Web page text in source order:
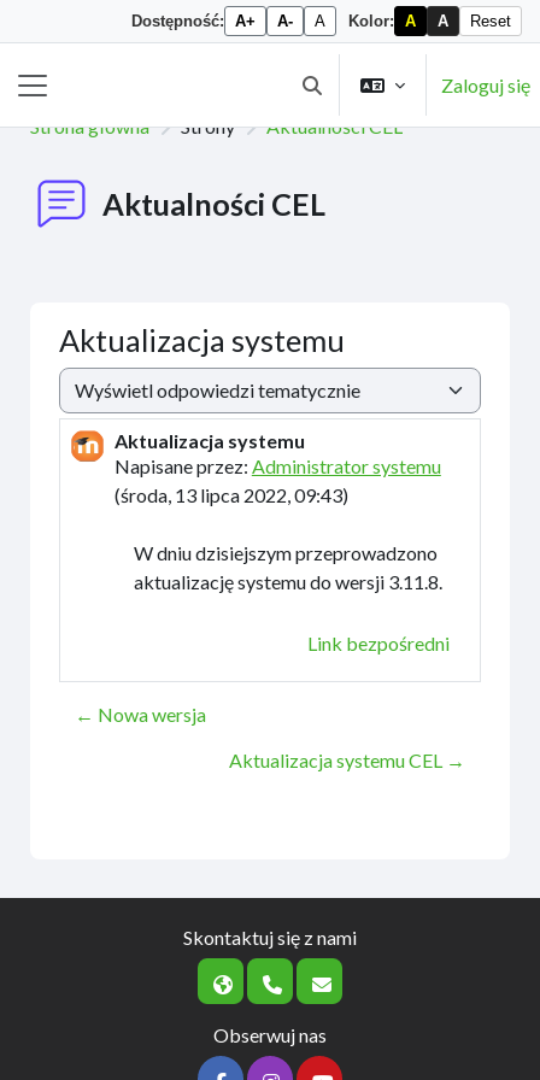
Dostępność: A+ A- A Kolor: A A Reset
Przełącznik wyszukiwarki
Zaloguj się
Strona główna
Strony Aktualności CEL
Aktualności CEL
Aktualizacja systemu
Sposób wyświetlania
Aktualizacja systemu
Napisane przez: Administrator systemu
(środa, 13 lipca 2022, 09:43)
Liczba odpowiedzi: 0
W dniu dzisiejszym przeprowadzono
aktualizację systemu do wersji 3.11.8.
Link bezpośredni
← Nowa wersja
Aktualizacja systemu CEL →
Skontaktuj się z nami
Obserwuj nas